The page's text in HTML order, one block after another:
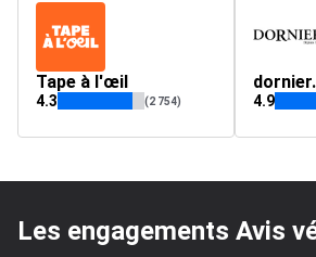
Tape à l'œil
4.3 (2 754) 4.9
Les engagements Avis